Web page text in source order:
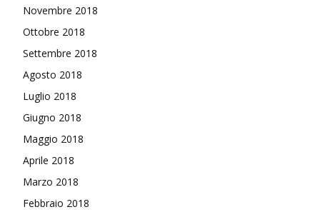
Novembre 2018
Ottobre 2018
Settembre 2018
Agosto 2018
Luglio 2018
Giugno 2018
Maggio 2018
Aprile 2018
Marzo 2018
Febbraio 2018